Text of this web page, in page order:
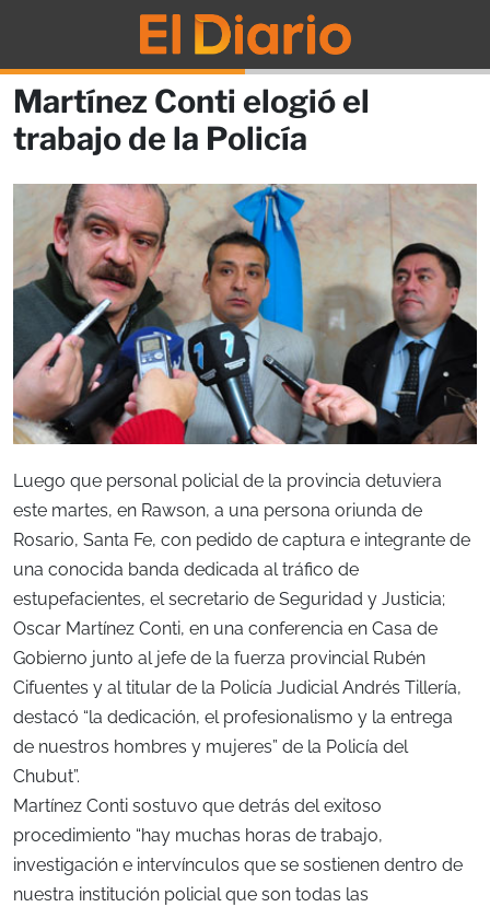
Martínez Conti elogió el
trabajo de la Policía
Luego que personal policial de la provincia detuviera
este martes, en Rawson, a una persona oriunda de
Rosario, Santa Fe, con pedido de captura e integrante de
una conocida banda dedicada al tráfico de
estupefacientes, el secretario de Seguridad y Justicia;
Oscar Martínez Conti, en una conferencia en Casa de
Gobierno junto al jefe de la fuerza provincial Rubén
Cifuentes y al titular de la Policía Judicial Andrés Tillería,
destacó “la dedicación, el profesionalismo y la entrega
de nuestros hombres y mujeres” de la Policía del
Chubut”.
Martínez Conti sostuvo que detrás del exitoso
procedimiento “hay muchas horas de trabajo,
investigación e intervínculos que se sostienen dentro de
nuestra institución policial que son todas las